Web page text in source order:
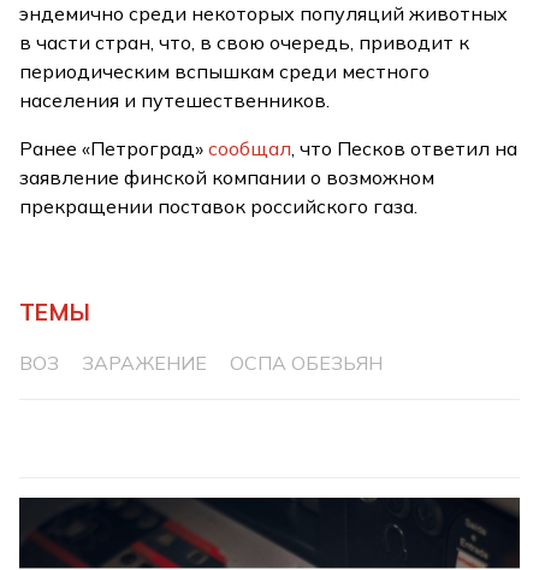
эндемично среди некоторых популяций животных
в части стран, что, в свою очередь, приводит к
периодическим вспышкам среди местного
населения и путешественников.
Ранее «Петроград»сообщал, что Песков ответил на
заявление финской компании о возможном
прекращении поставок российского газа.
ТЕМЫ
ВОЗ ЗАРАЖЕНИЕ ОСПА ОБЕЗЬЯН